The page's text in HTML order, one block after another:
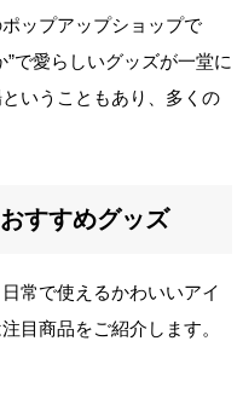
ップアップショップで
で愛らしいグッズが一堂に
いうこともあり、多くの
すすめグッズ
常で使えるかわいいアイ
目商品をご紹介します。